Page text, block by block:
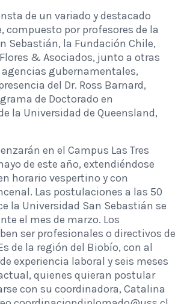
de un variado y destacado
compuesto por profesores de la
Sebastián, la Fundación Chile,
& Asociados, junto a otras
gubernamentales,
del Dr. Ross Barnard,
de Doctorado en
la Universidad de Queensland,
en el Campus Las Tres
de este año, extendiéndose
horario vespertino y con
Las postulaciones a las 50
la Universidad San Sebastián se
el mes de marzo. Los
ser profesionales o directivos de
de la región del Biobío, con al
experiencia laboral y seis meses
quienes quieran postular
con su coordinadora, Catalina